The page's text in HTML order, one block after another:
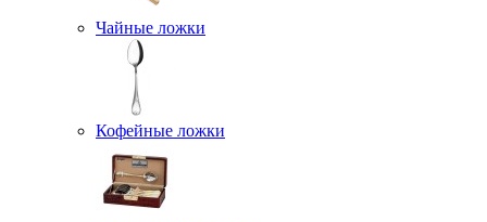
Чайные ложки
Кофейные ложки